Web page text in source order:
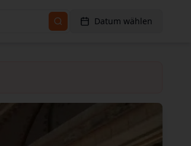
Datum wählen